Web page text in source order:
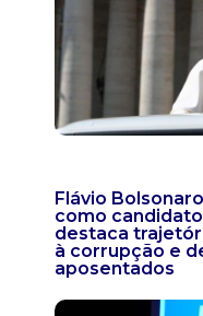
Flávio
como
destaca
à corrupção e
aposentados